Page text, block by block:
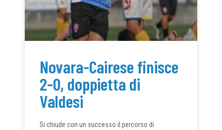
Novara-Cairese finisce
2-0, doppietta di
Valdesi
Si chiude con un successo il percorso di